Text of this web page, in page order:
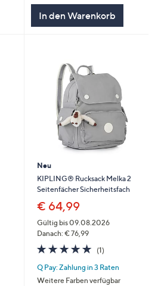
In den Warenkorb
Neu
KIPLING® Rucksack Melka 2
Seitenfächer Sicherheitsfach
€ 64,99
Gültig bis 09.08.2026
Danach: € 76,99
5.0
von
5
(1)1
Q Pay: Zahlung in 3 Raten
Weitere Farben verfügbar